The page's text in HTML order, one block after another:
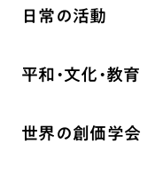
祈り
聖典
日常の活動
座談会
平和・文化・教育
世界の創価学会